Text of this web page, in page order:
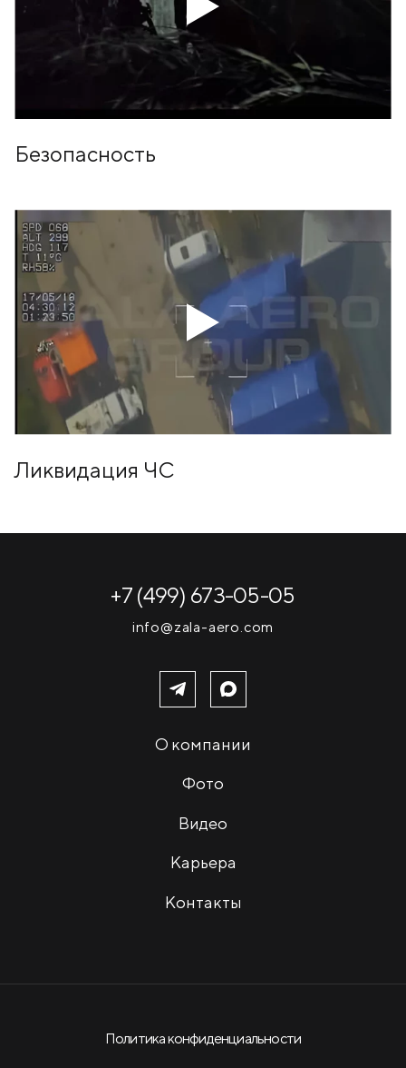
Безопасность
Ликвидация ЧС
+7 (499) 673-05-05
info@zala-aero.com
О компании
Фото
Видео
Карьера
Контакты
Политика конфиденциальности